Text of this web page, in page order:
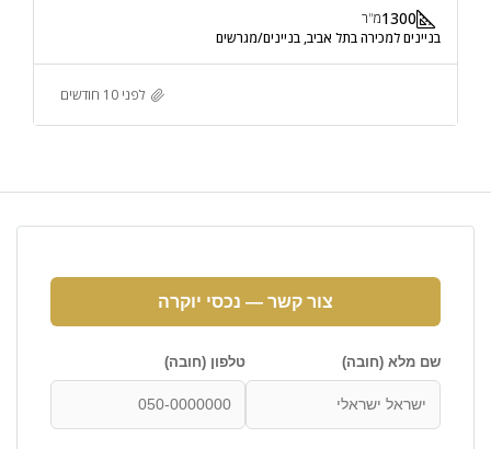
1300מ"ר
בניינים למכירה בתל אביב, בניינים/מגרשים
לפני 10 חודשים
צור קשר — נכסי יוקרה
שם מלא (חובה) טלפון (חובה)